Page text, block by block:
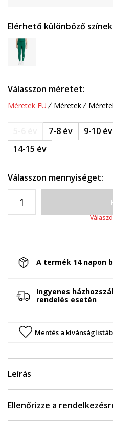
Elérhető különböző
Válasszon méretet:
Méretek EU Méretek
7-8 év 9-10 év
14-15 év
Válasszon mennyiséget:
A termék 14 napon
Ingyenes
rendelés esetén
Mentés a
Leírás
Ellenőrizze a